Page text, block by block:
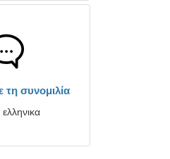
τη συνομιλία